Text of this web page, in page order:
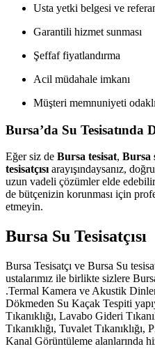
Usta yetki belgesi ve
Garantili hizmet sunması
Şeffaf fiyatlandırma
Acil müdahale imkanı
Müşteri memnuniyeti
Bursa’da Su Tesisatında
Eğer siz de Bursa tesisat, Bursa
tesisatçısı arayışındaysanız,
uzun vadeli çözümler elde
de bütçenizin korunması için
etmeyin.
Bursa Su Tesisatçısı
Bursa Tesisatçı ve Bursa Su
ustalarımız ile birlikte sizlere
.Termal Kamera ve Akustik
Dökmeden Su Kaçak Tespiti
Tıkanıklığı, Lavabo Gideri
Tıkanıklığı, Tuvalet
Kanal Görüntüleme alanlarında